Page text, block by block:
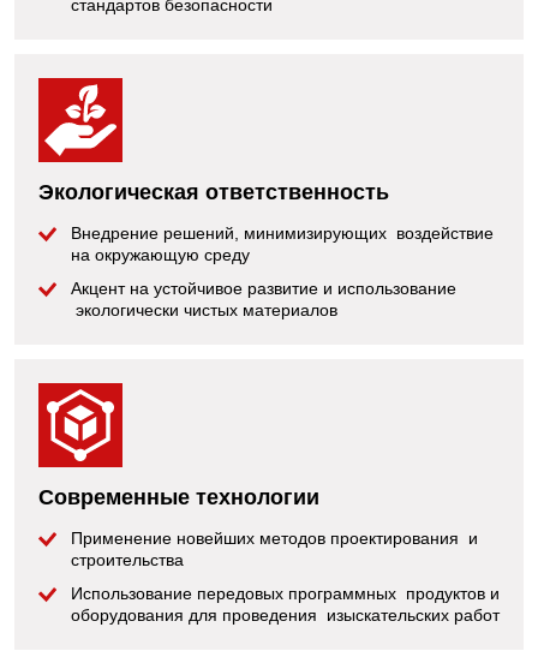
стандартов безопасности
Экологическая ответственность
Внедрение решений, минимизирующих воздействие
на окружающую среду
Акцент на устойчивое развитие и использование
экологически чистых материалов
Современные технологии
Применение новейших методов проектирования и
строительства
Использование передовых программных продуктов и
оборудования для проведения изыскательских работ